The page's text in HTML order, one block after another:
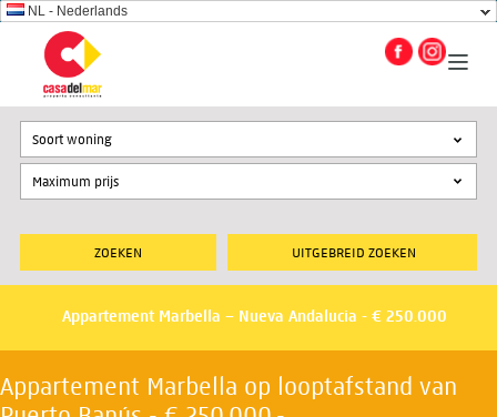
NL - Nederlands
UITGEBREID ZOEKEN
Soort woning
Appartement Marbella – Nueva Andalucia - € 250.000
Appartement Marbella op looptafstand van